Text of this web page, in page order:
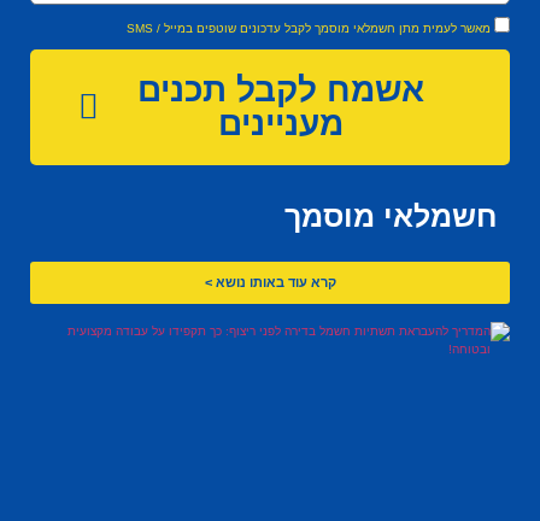
מאשר לעמית מתן חשמלאי מוסמך לקבל עדכונים שוטפים במייל / SMS
אשמח לקבל תכנים
מעניינים
חשמלאי מוסמך
קרא עוד באותו נושא >